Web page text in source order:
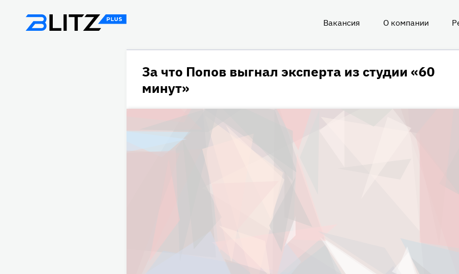
Вакансия О компании
За что Попов выгнал эксперта из студии «60
минут»